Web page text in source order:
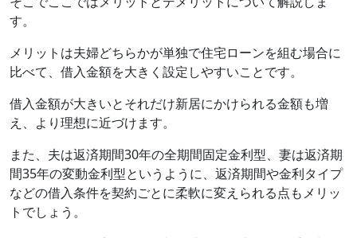
す。
メリットは夫婦どちらかが単独で住宅ローンを組む場合に
比べて、借入金額を大きく設定しやすいことです。
借入金額が大きいとそれだけ新居にかけられる金額も増
え、より理想に近づけます。
また、夫は返済期間30年の全期間固定金利型、妻は返済期
間35年の変動金利型というように、返済期間や金利タイプ
などの借入条件を契約ごとに柔軟に変えられる点もメリッ
トでしょう。